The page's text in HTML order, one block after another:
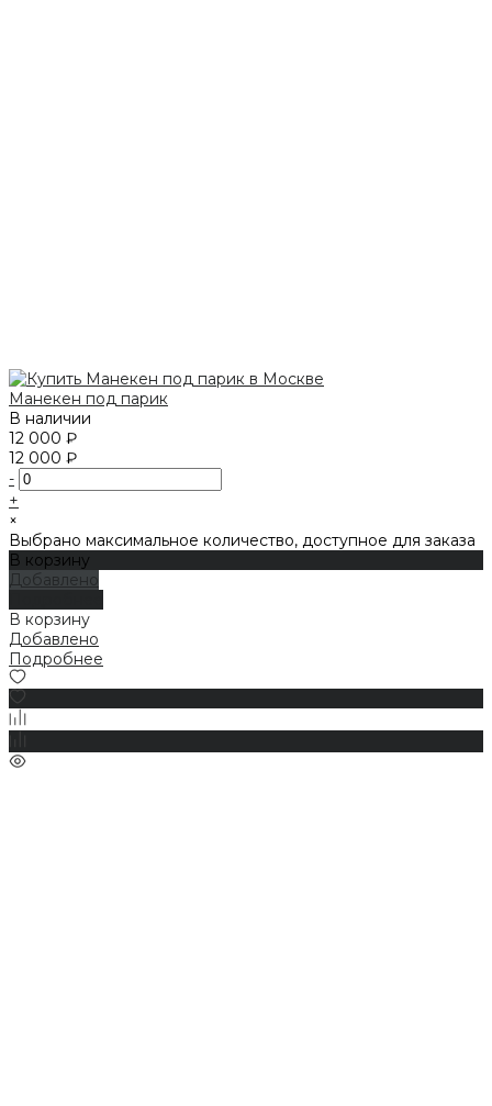
Манекен под парик
В наличии
12 000 ₽
12 000 ₽
-
+
×
Выбрано максимальное количество, доступное для заказа
В корзину
Добавлено
В корзину
Добавлено
Подробнее